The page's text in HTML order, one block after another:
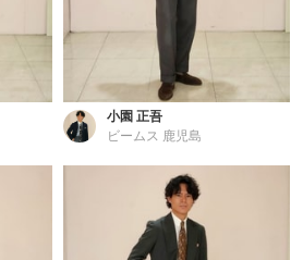
小園 正吾
ビームス 鹿児島